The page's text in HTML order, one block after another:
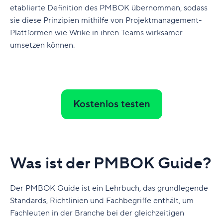
Es gibt zwei wichtige Zertifizierungen, die Fachleute in
diesem Bereich erwerben können: die Zertifizierung
zum Certified Associate in Project Management (CAPM)
und die zum Project Management Professional (PMP),
Projektmanagement-Fachleuten stärken und
ermöglichen ihnen, ihre Kompetenzen zu erweitern und
Ressource dienen, kann Fragen beantworten und
sich beim Wechsel von einer Position zur anderen auf
das PMBOK verlassen und ihr Projektmanagement-
Wissen in vielfältige Kontexte einbringen.
etablierte Definition des PMBOK übernommen, sodass
sie diese Prinzipien mithilfe von Projektmanagement-
Plattformen wie Wrike in ihren Teams wirksamer
umsetzen können.
Kostenlos testen
Was ist der PMBOK Guide?
Der PMBOK Guide ist ein Lehrbuch, das grundlegende
Standards, Richtlinien und Fachbegriffe enthält, um
Fachleuten in der Branche bei der gleichzeitigen